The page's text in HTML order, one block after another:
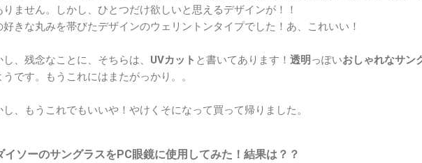
りません。しかし、ひとつだけ欲しいと思えるデザインが！！
好きな丸みを帯びたデザインのウェリントンタイプでした！あ、これいい！
し、残念なことに、そちらは、 UVカット と書いてあります！ 透明 っぽいおしゃれなサン
うです。もうこれにはまたがっかり。。
し、もうこれでもいいや！やけくそになって買って帰りました。
ソーのサングラスをPC眼鏡に使用してみた！結果は？？